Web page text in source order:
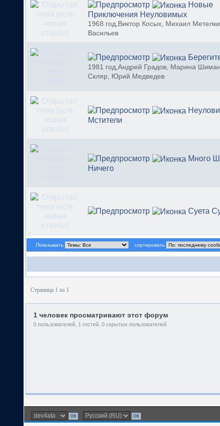
Новые
Приключения Неуловимых
1968 год,Виктор Косых, Михаил
Васильев
1981 год,Андрей Градов, Марина
Скляр, Юрий Медведев
Мстители
Много
Ничего
Суета
Показывать сортировать
Страница 1 из 1
1 человек просматривают этот форум
0 пользователей, 1 гостей, 0 скрытых пользователей